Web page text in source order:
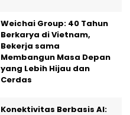
Weichai Group: 40 Tahun
Berkarya di Vietnam,
Bekerja sama
Membangun Masa Depan
yang Lebih Hijau dan
Cerdas
Konektivitas Berbasis AI: